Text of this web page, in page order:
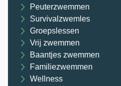
Peuterzwemmen
Survivalzwemles
Groepslessen
Vrij zwemmen
Baantjes zwemmen
Familiezwemmen
Wellness